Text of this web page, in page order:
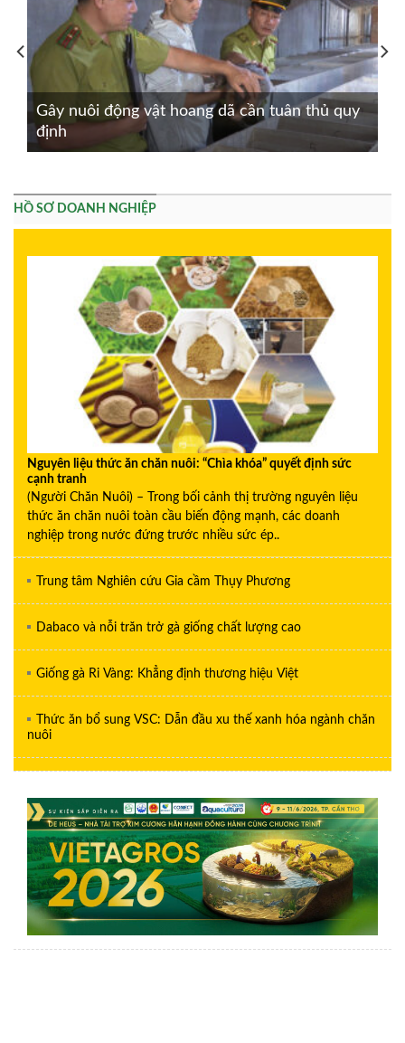
Gây nuôi động vật hoang dã cần tuân thủ quy
định
HỒ SƠ DOANH NGHIỆP
Nguyên liệu thức ăn chăn nuôi: “Chìa khóa” quyết định sức
cạnh tranh
(Người Chăn Nuôi) – Trong bối cảnh thị trường nguyên liệu
thức ăn chăn nuôi toàn cầu biến động mạnh, các doanh
nghiệp trong nước đứng trước nhiều sức ép..
Trung tâm Nghiên cứu Gia cầm Thụy Phương
Dabaco và nỗi trăn trở gà giống chất lượng cao
Giống gà Ri Vàng: Khẳng định thương hiệu Việt
Thức ăn bổ sung VSC: Dẫn đầu xu thế xanh hóa ngành chăn
nuôi